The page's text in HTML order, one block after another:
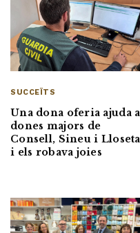
SUCCEÏTS
Una dona oferia ajuda a
dones majors de
Consell, Sineu i Lloseta
i els robava joies